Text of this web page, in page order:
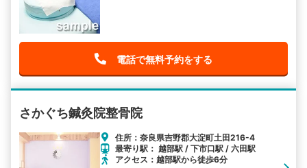
電話で無料予約をする
さかぐち鍼灸院整骨院
住所：奈良県吉野郡大淀町土田216-4
最寄り駅： 越部駅 / 下市口駅 / 六田駅
アクセス：越部駅から徒歩6分